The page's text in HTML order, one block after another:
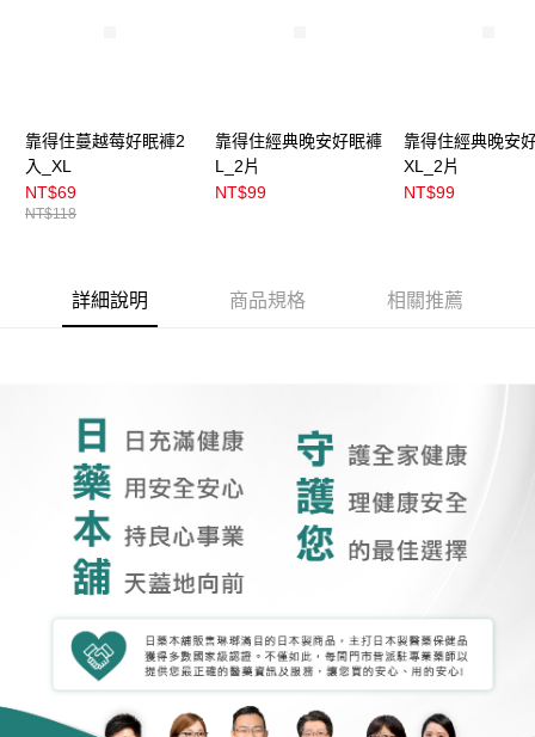
靠得住蔓越莓好眠褲2
入_XL
NT$69
NT$118
靠得住經典晚安好眠褲
L_2片
NT$99
靠得住經典晚安
XL_2片
NT$99
詳細說明 商品規格 相關推薦